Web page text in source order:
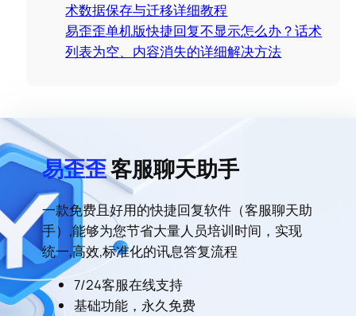
术数据保存与迁移详细教程
易歪歪单机版快捷回复不显示怎么办？话术
列表为空、内容消失的详细解决方法
易歪歪客服聊天助手
一款免费且好用的快捷回复软件（客服聊天助
手）,能够为您节省大量人员培训时间，实现
统一,高效,标准化的讯息答复流程
7/24客服在线支持
基础功能，永久免费